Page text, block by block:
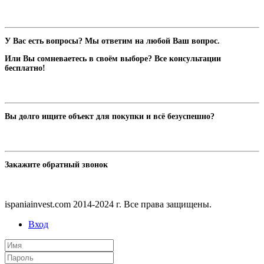
У Вас есть вопросы? Мы ответим на любой Ваш вопрос.
Или Вы сомневаетесь в своём выборе? Все консультации
бесплатно!
Вы долго ищите объект для покупки и всё безуспешно?
Закажите обратный звонок
ispaniainvest.com 2014-2024 г. Все права защищены.
Вход